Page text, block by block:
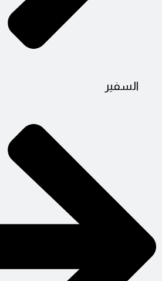
السفير